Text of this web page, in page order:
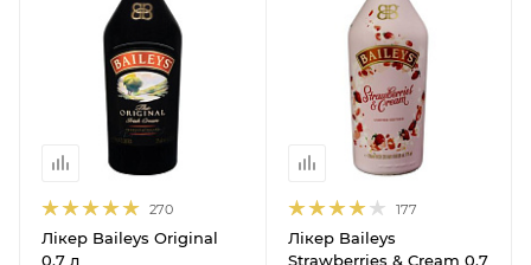
270
Лікер Baileys Original
0.7 л
177
Лікер Baileys
Strawberries & Cream 0.7